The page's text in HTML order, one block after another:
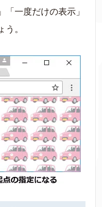
一度だけの表示」
う。